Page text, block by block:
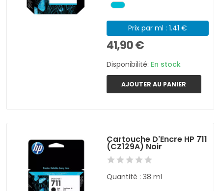
Prix par ml : 1.41 €
41,90 €
Disponibilité: En stock
AJOUTER AU PANIER
Cartouche D'Encre HP 711
(CZ129A) Noir
Quantité : 38 ml